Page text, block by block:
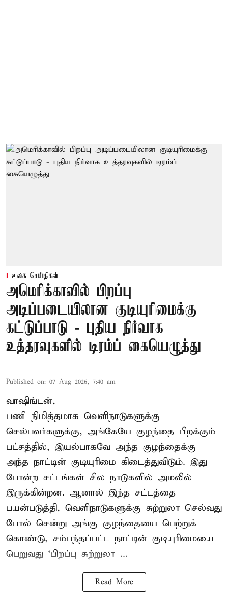
உலக செய்திகள்
அமெரிக்காவில் பிறப்பு
அடிப்படையிலான குடியுரிமைக்கு
கட்டுப்பாடு - புதிய நிர்வாக
உத்தரவுகளில் டிரம்ப் கையெழுத்து
Published on: 07 Aug 2026, 7:40 am
வாஷிங்டன்,
பணி நிமித்தமாக வெளிநாடுகளுக்கு
செல்பவர்களுக்கு, அங்கேயே குழந்தை பிறக்கும்
பட்சத்தில், இயல்பாகவே அந்த குழந்தைக்கு
அந்த நாட்டின் குடியுரிமை கிடைத்துவிடும். இது
போன்ற சட்டங்கள் சில நாடுகளில் அமலில்
இருக்கின்றன. ஆனால் இந்த சட்டத்தை
பயன்படுத்தி, வெளிநாடுகளுக்கு சுற்றுலா செல்வது
போல் சென்று அங்கு குழந்தையை பெற்றுக்
கொண்டு, சம்பந்தப்பட்ட நாட்டின் குடியுரிமையை
பெறுவது ‘பிறப்பு சுற்றுலா ...
Read More